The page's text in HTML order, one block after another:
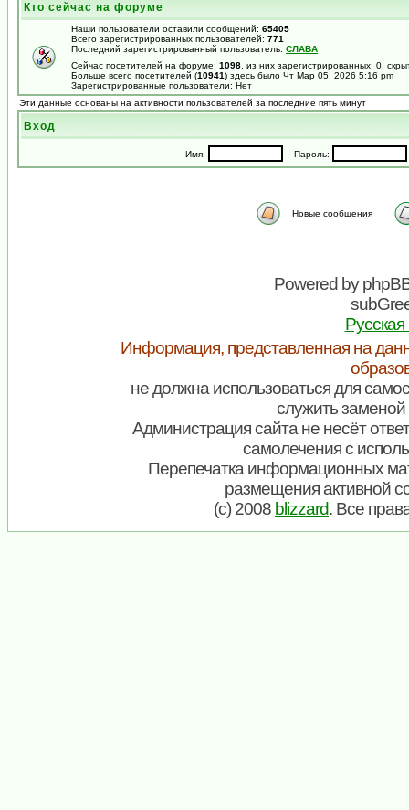
Кто сейчас на форуме
Наши пользователи оставили сообщений: 65405
Всего зарегистрированных пользователей: 771
Последний зарегистрированный пользователь: СЛАВА
Сейчас посетителей на форуме: 1098 , из них зарегистрированных: 0,
Больше всего посетителей (10941) здесь было Чт Мар 05, 2026 5:16 pm
Зарегистрированные пользователи: Нет
Эти данные основаны на активности пользователей за последние пять минут
Вход
Имя: Пароль:
Новые сообщения
Powered by
Информация, представленная на
не должна использоваться для
служить заменой
Администрация сайта не несёт
самолечения с
Перепечатка информационных
размещения активной
(c) 2008 blizzard. Все